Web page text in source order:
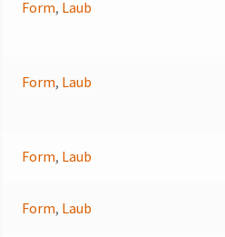
Form, Laub
Form, Laub
Form, Laub
Form, Laub